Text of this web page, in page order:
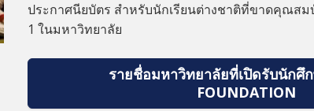
ประกาศนียบัตร สำหรับนักเรียนต่างชาติที่ขาดคุณส
1 ในมหาวิทยาลัย
รายชื่อมหาวิทยาลัยที่เปิดรับนักศึ
FOUNDATION